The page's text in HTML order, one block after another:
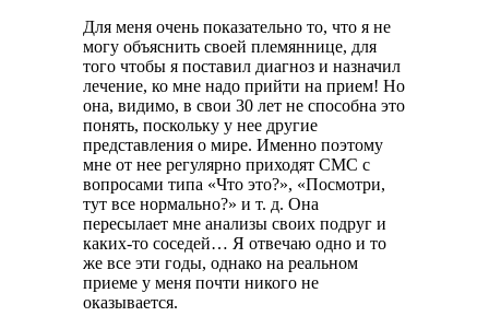
Для меня очень показательно то, что я не
могу объяснить своей племяннице, для
того чтобы я поставил диагноз и назначил
лечение, ко мне надо прийти на прием! Но
она, видимо, в свои 30 лет не способна это
понять, поскольку у нее другие
представления о мире. Именно поэтому
мне от нее регулярно приходят СМС с
вопросами типа «Что это?», «Посмотри,
тут все нормально?» и т. д. Она
пересылает мне анализы своих подруг и
каких-то соседей… Я отвечаю одно и то
же все эти годы, однако на реальном
приеме у меня почти никого не
оказывается.